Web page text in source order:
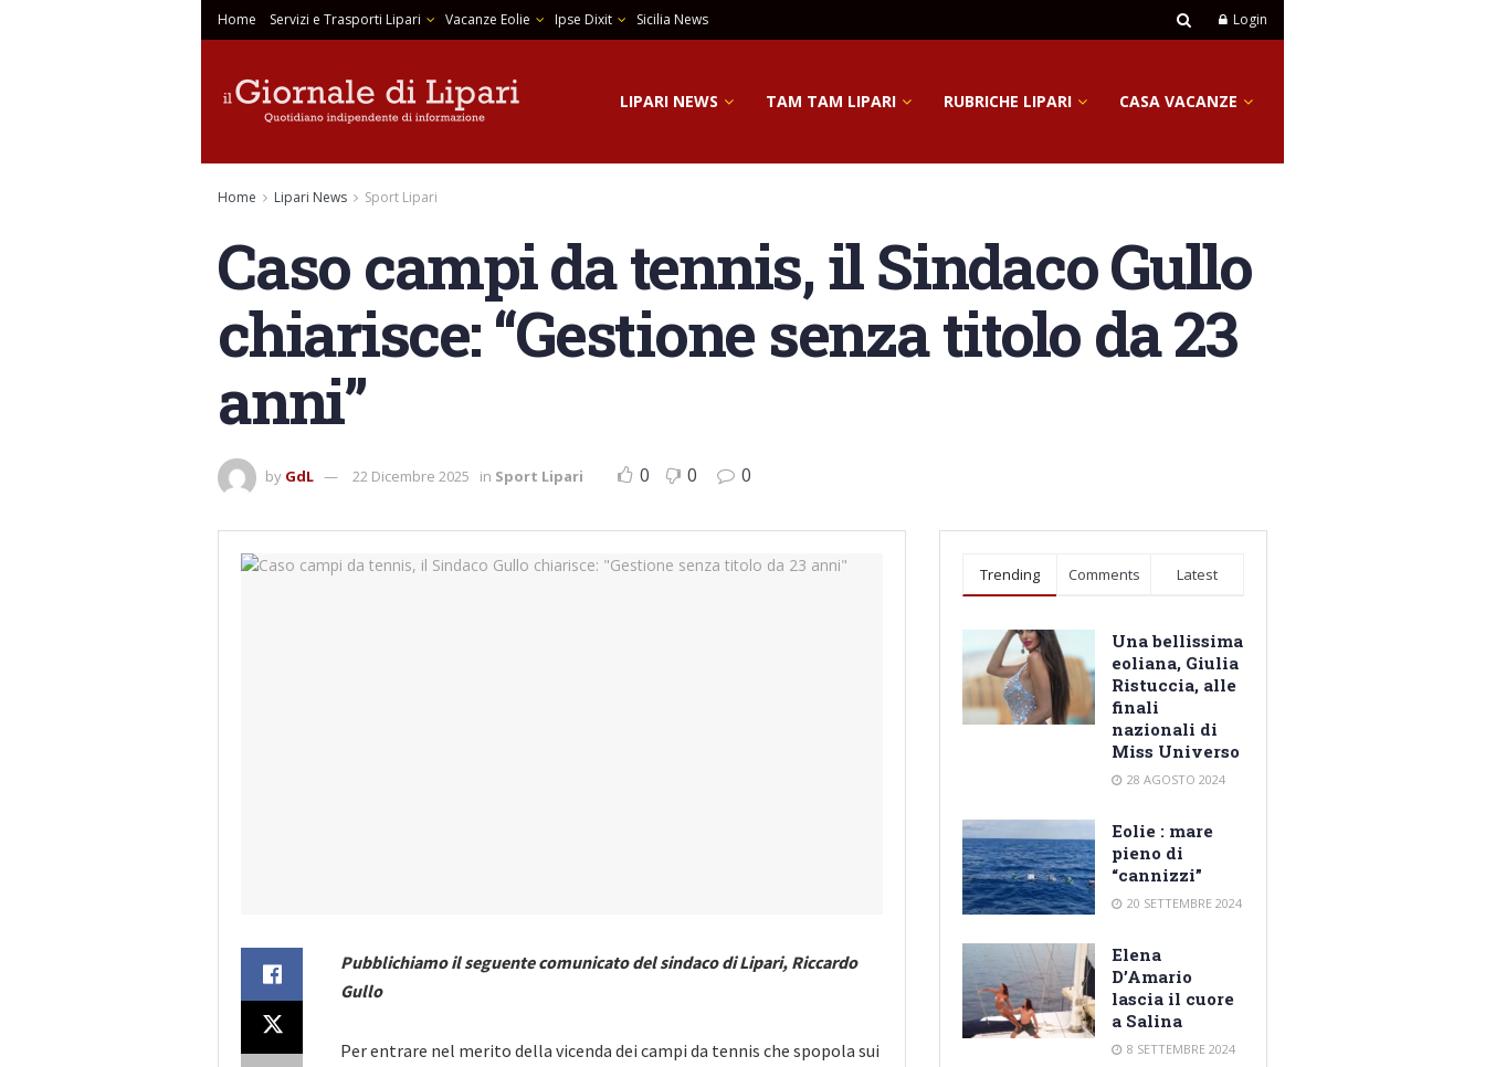
Home Servizi e Trasporti Lipari Vacanze Eolie Ipse Dixit Sicilia News Login
LIPARI NEWS TAM TAM LIPARI RUBRICHE LIPARI CASA VACANZE
Home Lipari News Sport Lipari
Caso campi da tennis, il Sindaco Gullo
chiarisce: “Gestione senza titolo da 23
anni”
by GdL 22 Dicembre 2025 in Sport Lipari 0 0 0
Pubblichiamo il seguente comunicato del sindaco di Lipari, Riccardo
Gullo
Per entrare nel merito della vicenda dei campi da tennis che spopola sui
Trending Comments Latest
Una bellissima
eoliana, Giulia
Ristuccia, alle
finali
nazionali di
Miss Universo
28 AGOSTO 2024
Eolie : mare
pieno di
“cannizzi”
20 SETTEMBRE 2024
Elena
D’Amario
lascia il cuore
a Salina
8 SETTEMBRE 2024